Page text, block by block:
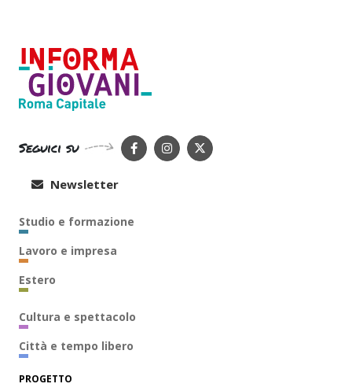
Seguici su
Newsletter
Studio e formazione
Lavoro e impresa
Estero
Cultura e spettacolo
Città e tempo libero
PROGETTO